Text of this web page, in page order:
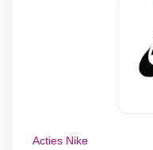
Acties Nike